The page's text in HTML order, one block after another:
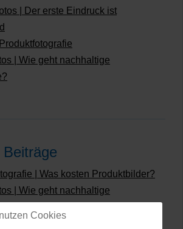
| Der erste Eindruck ist
| Wie geht nachhaltige
| Was kosten Produktbilder?
| Wie geht nachhaltige
| Darauf kommt es an!
Cookies